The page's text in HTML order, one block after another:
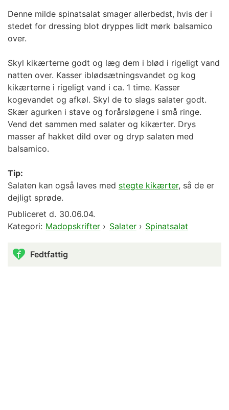
Denne milde spinatsalat smager allerbedst, hvis der i
stedet for dressing blot dryppes lidt mørk balsamico
over.
Skyl kikærterne godt og læg dem i blød i rigeligt vand
natten over. Kasser iblødsætningsvandet og kog
kikærterne i rigeligt vand i ca. 1 time. Kasser
kogevandet og afkøl. Skyl de to slags salater godt.
Skær agurken i stave og forårsløgene i små ringe.
Vend det sammen med salater og kikærter. Drys
masser af hakket dild over og dryp salaten med
balsamico.
Tip:
Salaten kan også laves med stegte kikærter, så de er
dejligt sprøde.
Publiceret d. 30.06.04.
Kategori: Madopskrifter › Salater› Spinatsalat
Fedtfattig